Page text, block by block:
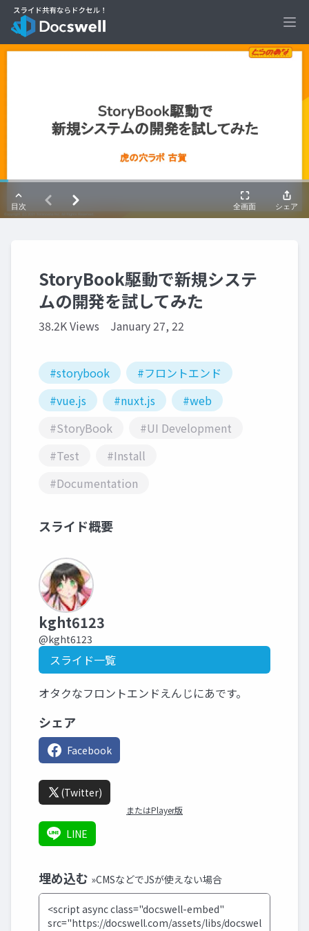
StoryBook駆動で新規システ
ムの開発を試してみた
38.2K Views January 27, 22
#storybook
#フロントエンド
#vue.js
#nuxt.js
#web
#StoryBook
#UI Development
#Test
#Install
#Documentation
スライド概要
kght6123
@kght6123
スライド一覧
オタクなフロントエンドえんじにあです。
シェア
Facebook
(Twitter)
またはPlayer版
LINE
埋め込む »CMSなどでJSが使えない場合